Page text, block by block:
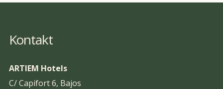
Kontakt
ARTIEM Hotels
C/ Capifort 6, Bajos